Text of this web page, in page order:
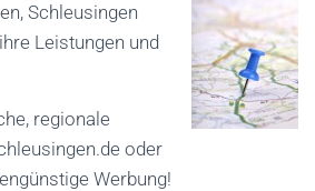
T
I
O
N
Schleusingen
Leistungen und
regionale
oder
Werbung!